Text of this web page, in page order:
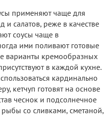
применяют чаще для
салатов, реже в качестве
соусы чаще в
ими поливают готовые
варианты кремообразных
в каждой кухне.
кардинально
кетчуп готовят на основе
чеснок и подсолнечное
рыбы со сливками, сметаной,